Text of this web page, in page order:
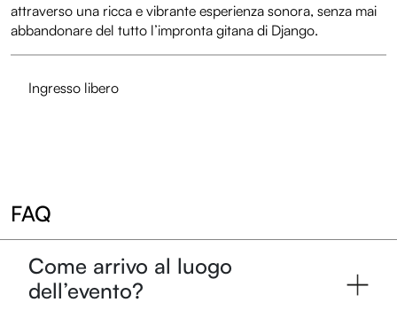
attraverso una ricca e vibrante esperienza sonora, senza mai
abbandonare del tutto l’impronta gitana di Django.
Ingresso libero
FAQ
Come arrivo al luogo
dell’evento?